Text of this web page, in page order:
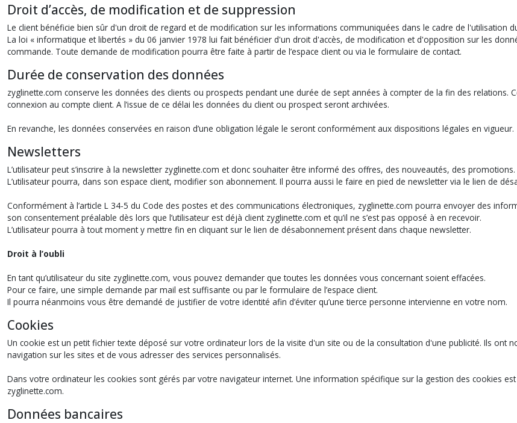
Droit d’accès, de modification et de suppression
Le client bénéficie bien sûr d'un droit de regard et de modification sur les informations communiquées dans le cadre de l'utilisation
La loi « informatique et libertés » du 06 janvier 1978 lui fait bénéficier d'un droit d'accès, de modification et d'opposition sur les
commande. Toute demande de modification pourra être faite à partir de l’espace client ou via le formulaire de contact.
Durée de conservation des données
zyglinette.com conserve les données des clients ou prospects pendant une durée de sept années à compter de la fin des
connexion au compte client. A l’issue de ce délai les données du client ou prospect seront archivées.
En revanche, les données conservées en raison d’une obligation légale le seront conformément aux dispositions légales en vigueur.
Newsletters
L’utilisateur peut s’inscrire à la newsletter zyglinette.com et donc souhaiter être informé des offres, des nouveautés, des promotions.
L’utilisateur pourra, dans son espace client, modifier son abonnement. Il pourra aussi le faire en pied de newsletter via le lien de
Conformément à l’article L 34-5 du Code des postes et des communications électroniques, zyglinette.com pourra envoyer des
son consentement préalable dès lors que l’utilisateur est déjà client zyglinette.com et qu’il ne s’est pas opposé à en recevoir.
L’utilisateur pourra à tout moment y mettre fin en cliquant sur le lien de désabonnement présent dans chaque newsletter.
Droit à l’oubli
En tant qu’utilisateur du site zyglinette.com, vous pouvez demander que toutes les données vous concernant soient effacées.
Pour ce faire, une simple demande par mail est suffisante ou par le formulaire de l’espace client.
Il pourra néanmoins vous être demandé de justifier de votre identité afin d’éviter qu’une tierce personne intervienne en votre nom.
Cookies
Un cookie est un petit fichier texte déposé sur votre ordinateur lors de la visite d'un site ou de la consultation d'une publicité. Ils
navigation sur les sites et de vous adresser des services personnalisés.
Dans votre ordinateur les cookies sont gérés par votre navigateur internet. Une information spécifique sur la gestion des cookies
zyglinette.com.
Données bancaires